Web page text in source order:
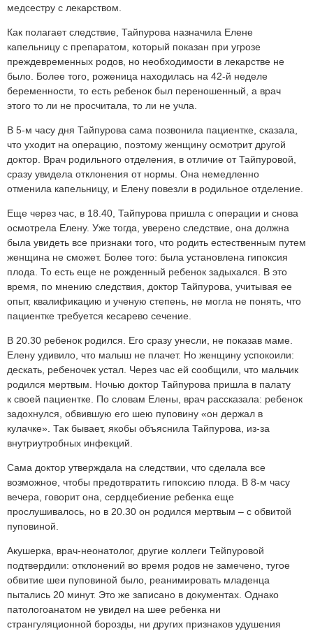
медсестру с лекарством.
Как полагает следствие, Тайпурова назначила Елене
капельницу с препаратом, который показан при угрозе
преждевременных родов, но необходимости в лекарстве не
было. Более того, роженица находилась на 42-й неделе
беременности, то есть ребенок был переношенный, а врач
этого то ли не просчитала, то ли не учла.
В 5-м часу дня Тайпурова сама позвонила пациентке, сказала,
что уходит на операцию, по­этому женщину осмотрит другой
доктор. Врач родильного отделения, в отличие от Тайпуровой,
сразу увидела отклонения от нормы. Она немедленно
отменила капельницу, и Елену повезли в родильное отделение.
Еще через час, в 18.40, Тайпурова пришла с операции и снова
осмот­рела Елену. Уже тогда, уверено следствие, она должна
была увидеть все признаки того, что родить естественным путем
женщина не сможет. Более того: была установлена гипоксия
плода. То есть еще не рожденный ребенок задыхался. В это
время, по мнению следствия, доктор Тайпурова, учитывая ее
опыт, квалификацию и ученую степень, не могла не понять, что
пациент­ке требуется кесарево сечение.
В 20.30 ребенок родился. Его сразу унесли, не показав маме.
Елену удивило, что малыш не плачет. Но женщину успокоили:
дескать, ребеночек устал. Через час ей сообщили, что мальчик
родился мертвым. Ночью доктор Тайпурова пришла в палату
к своей пациентке. По словам Елены, врач рассказала: ребенок
задохнулся, обвившую его шею пуповину «он держал в
кулачке». Так бывает, якобы объяснила Тайпурова, из-за
внутриутробных инфекций.
Сама доктор утверждала на следствии, что сделала все
возможное, чтобы предотвратить гипоксию плода. В 8-м часу
вечера, говорит она, сердцебиение ребенка еще
прослушивалось, но в 20.30 он родился мертвым – с обвитой
пуповиной.
Акушерка, врач-неонатолог, другие коллеги Тейпуровой
подтвердили: отклонений во время родов не замечено, тугое
обвитие шеи пуповиной было, реанимировать младенца
пытались 20 минут. Это же записано в документах. Однако
патологоанатом не увидел на шее ребенка ни
странгуляционной борозды, ни других признаков удушения